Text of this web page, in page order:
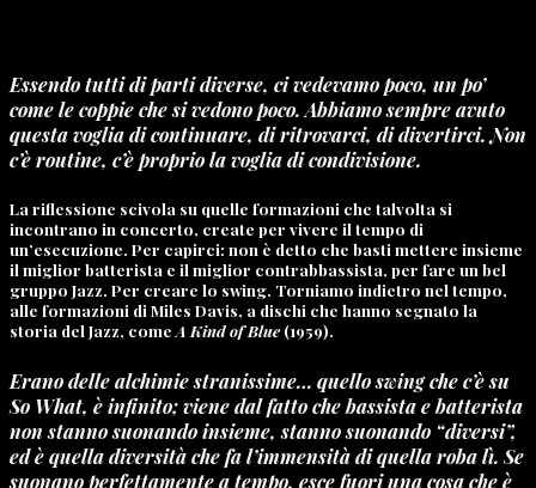
Essendo tutti di parti diverse, ci vedevamo poco, un po’
come le coppie che si vedono poco. Abbiamo sempre avuto
questa voglia di continuare, di ritrovarci, di divertirci. Non
c’è routine, c’è proprio la voglia di condivisione.
La riflessione scivola su quelle formazioni che talvolta si
incontrano in concerto, create per vivere il tempo di
un’esecuzione. Per capirci: non è detto che basti mettere insieme
il miglior batterista e il miglior contrabbassista, per fare un bel
gruppo Jazz. Per creare lo swing. Torniamo indietro nel tempo,
alle formazioni di Miles Davis, a dischi che hanno segnato la
storia del Jazz, come A Kind of Blue(1959).
Erano delle alchimie stranissime… quello swing che c’è su
So What, è infinito; viene dal fatto che bassista e batterista
non stanno suonando insieme, stanno suonando “diversi”,
ed è quella diversità che fa l’immensità di quella roba lì. Se
suonano perfettamente a tempo, esce fuori una cosa che è